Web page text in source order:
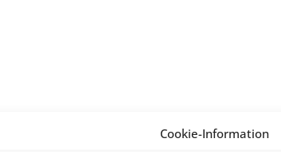
Cookie-Information